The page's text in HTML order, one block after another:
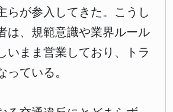
らが参入してきた。こうし
は、規範意識や業界ルール
いまま営業しており、トラ
っている。